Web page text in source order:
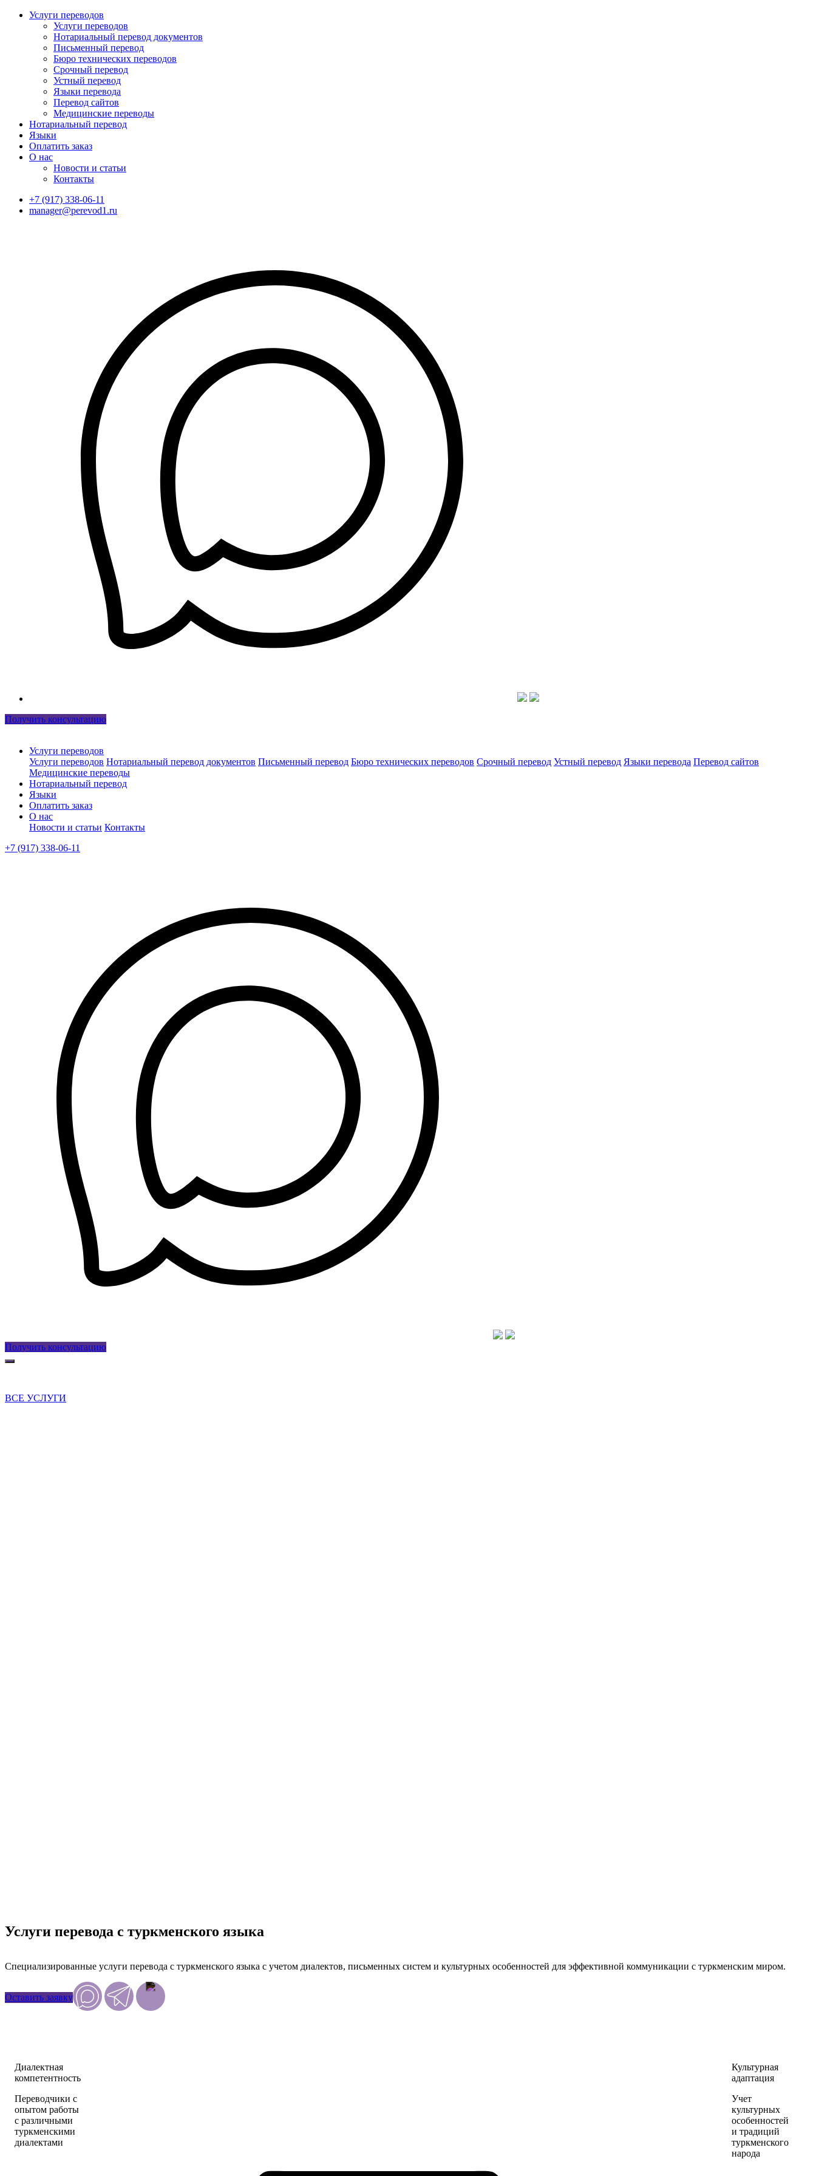
Услуги переводов
Услуги переводов
Нотариальный перевод документов
Письменный перевод
Бюро технических переводов
Срочный перевод
Устный перевод
Языки перевода
Перевод сайтов
Медицинские переводы
Нотариальный перевод
Языки
Оплатить заказ
О нас
Новости и статьи
Контакты
+7 (917) 338-06-11
manager@perevod1.ru
Получить консультацию
Услуги переводов
Услуги переводов Нотариальный перевод документов Письменный перевод Бюро технических переводов Срочный перевод Устный перевод Языки перевода Перевод сайтов
Медицинские переводы
Нотариальный перевод
Языки
Оплатить заказ
О нас
Новости и статьи Контакты
+7 (917) 338-06-11
Получить консультацию
ВСЕ УСЛУГИ
Услуги перевода с туркменского языка
Специализированные услуги перевода с туркменского языка с учетом диалектов, письменных систем и культурных особенностей для эффективной коммуникации с туркменским миром.
Оставить заявку
Диалектная
компетентность
Переводчики с
опытом работы
с различными
туркменскими
диалектами
Культурная
адаптация
Учет
культурных
особенностей
и традиций
туркменского
народа